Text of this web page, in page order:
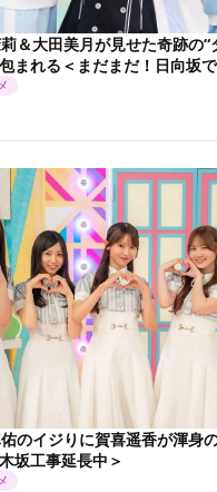
＆大田美月が見せた奇跡の“
まれる＜まだまだ！日向坂
のイジりに賀喜遥香が渾身
坂工事延長中＞